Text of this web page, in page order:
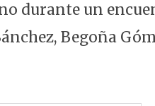
durante un
Begoña